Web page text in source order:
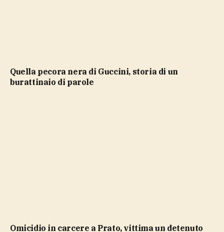
Quella pecora nera di Guccini, storia di un
burattinaio di parole
Omicidio in carcere a Prato, vittima un detenuto